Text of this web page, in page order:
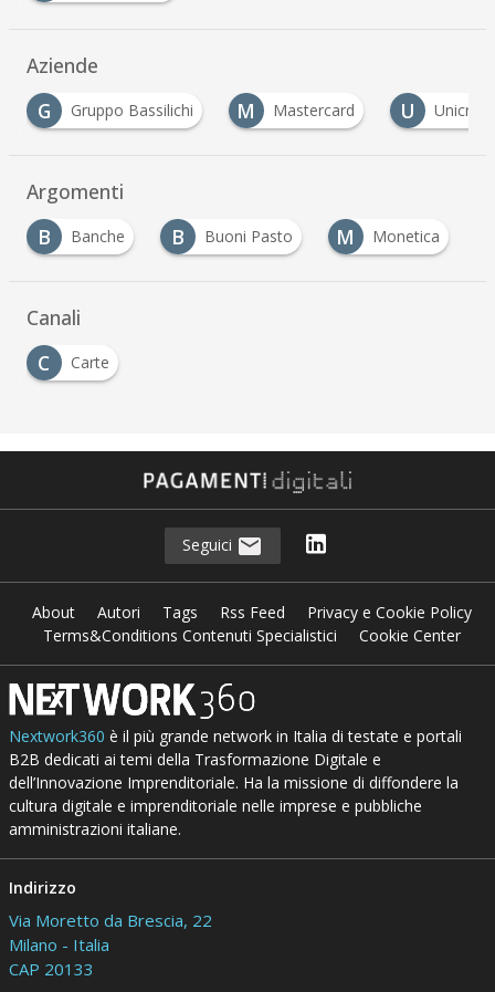
Aziende
G
Gruppo Bassilichi M Mastercard U Unicredit
Argomenti
B
Banche B Buoni Pasto M Monetica
Canali
C
Carte
Seguici
About Autori Tags Rss Feed
Privacy e Cookie Policy
Terms&Conditions Contenuti Specialistici
Cookie Center
Nextwork360 è il più grande network in Italia di testate e portali
B2B dedicati ai temi della Trasformazione Digitale e
dell’Innovazione Imprenditoriale. Ha la missione di diffondere la
cultura digitale e imprenditoriale nelle imprese e pubbliche
amministrazioni italiane.
Indirizzo
Via Moretto da Brescia, 22
Milano - Italia
CAP 20133